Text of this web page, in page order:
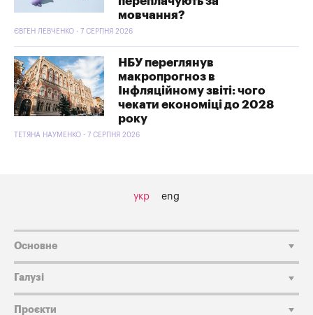
мовчання?
ЄВГЕН ЛЕВЧЕНКО - 7 СЕРПНЯ 2026
НБУ переглянув
макропрогноз в
Інфляційному звіті: чого
чекати економіці до 2028
року
ТЕТЯНА НАУМЕНКО - 7 СЕРПНЯ 2026
укр eng
Основне
Галузі
Проєкти